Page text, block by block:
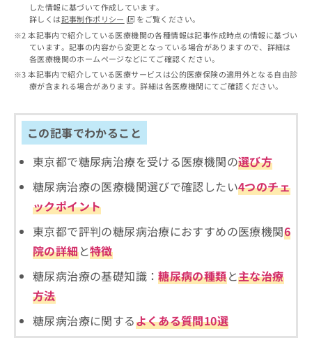
した情報に基づいて作成しています。
詳しくは記事制作ポリシー
をご覧ください。
本記事内で紹介している医療機関の各種情報は記事作成時点の情報に基づい
ています。記事の内容から変更となっている場合がありますので、詳細は
各医療機関のホームページなどにてご確認ください。
本記事内で紹介している医療サービスは公的医療保険の適用外となる自由診
療が含まれる場合があります。詳細は各医療機関にてご確認ください。
この記事でわかること
東京都で糖尿病治療を受ける医療機関の選び方
糖尿病治療の医療機関選びで確認したい4つのチェ
ックポイント
東京都で評判の糖尿病治療におすすめの医療機関6
院の詳細と特徴
糖尿病治療の基礎知識：糖尿病の種類と主な治療
方法
糖尿病治療に関するよくある質問10選
らは
マイ
ナビ
クリ
ニッ
ビサ
イト
への
お問
合せ
フォ
ーム
とな
りま
す。
クリ
クの
約・
症状
のご
など
はで
ち
資
ご
求
は
ち
無
報
の
お
広
稿
問
合
わ
は
ら
料
請
お